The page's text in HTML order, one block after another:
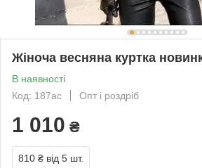
Жіноча весняна куртка
В наявності
Код: 187ас
Опт і роздріб
1 010 ₴
810 ₴ від 5 шт.